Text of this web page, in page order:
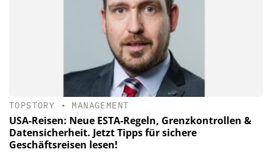
TOPSTORY • MANAGEMENT
USA-Reisen: Neue ESTA-Regeln, Grenzkontrollen &
Datensicherheit. Jetzt Tipps für sichere
Geschäftsreisen lesen!